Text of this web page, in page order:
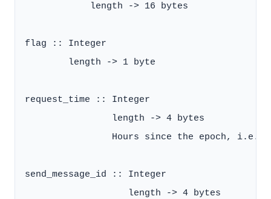
            length -> 16 bytes
flag :: Integer
        length -> 1 byte
request_time :: Integer
                length -> 4 bytes
Hours since the epoch, i.e.
send_message_id :: Integer
                   length -> 4 bytes